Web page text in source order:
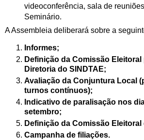
videoconferência, sala de
Seminário.
A Assembleia deliberará sobre a
Informes;
Definição da Comissão
Diretoria do SINDTAE;
Avaliação da Conjuntura Local
turnos contínuos);
Indicativo de paralisação nos
setembro;
Definição da Comissão Eleitoral
Campanha de filiações.